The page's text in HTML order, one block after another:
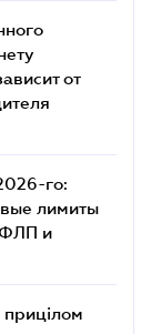
от
го:
лимиты
ФЛП и